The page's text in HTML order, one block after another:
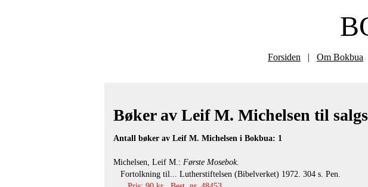
Forsiden | Om Bokbua
Bøker av Leif M. Michelsen til salgs
Antall bøker av Leif M. Michelsen i Bokbua: 1
Michelsen, Leif M.: Første Mosebok.
Fortolkning til... Lutherstiftelsen (Bibelverket) 1972. 304 s. Pen.